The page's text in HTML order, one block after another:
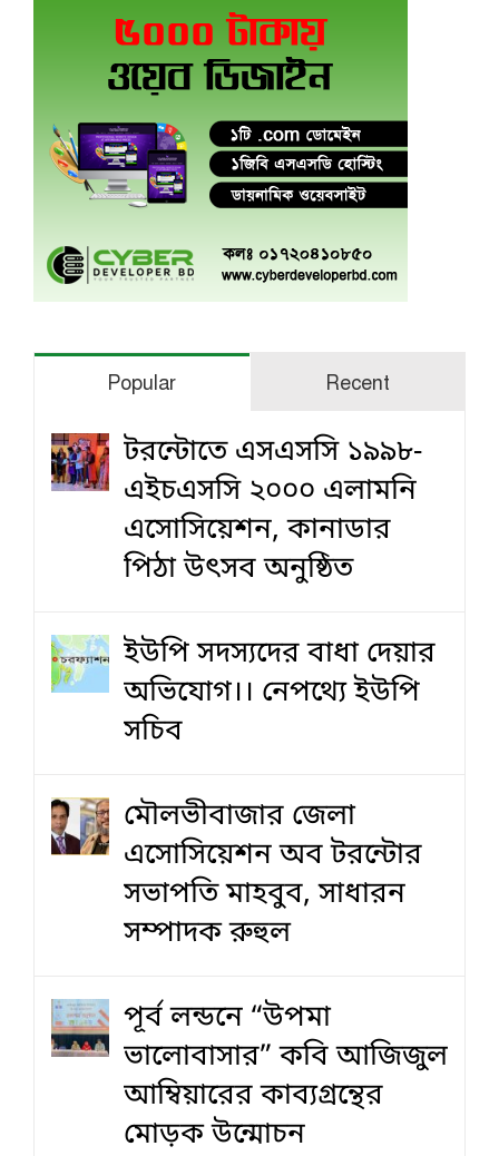
Popular Recent
টরন্টোতে এসএসসি ১৯৯৮-
এইচএসসি ২০০০ এলামনি
এসোসিয়েশন, কানাডার
পিঠা উৎসব অনুষ্ঠিত
ইউপি সদস্যদের বাধা দেয়ার
অভিযোগ।। নেপথ্যে ইউপি
সচিব
মৌলভীবাজার জেলা
এসোসিয়েশন অব টরন্টোর
সভাপতি মাহবুব, সাধারন
সম্পাদক রুহুল
পূর্ব লন্ডনে “উপমা
ভালোবাসার” কবি আজিজুল
আম্বিয়ারের কাব্যগ্রন্থের
মোড়ক উন্মোচন